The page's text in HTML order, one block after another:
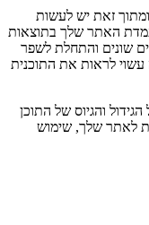
זאת יש לעשות
האתר שלך בתוצאות
שונים והתחלת לשפר
לראות את התוכנית
והגיוס של התוכן
לאתר שלך, שימוש